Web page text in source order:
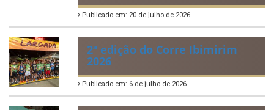
Publicado em: 20 de julho de 2026
2ª edição do Corre Ibimirim
2026
Publicado em: 6 de julho de 2026